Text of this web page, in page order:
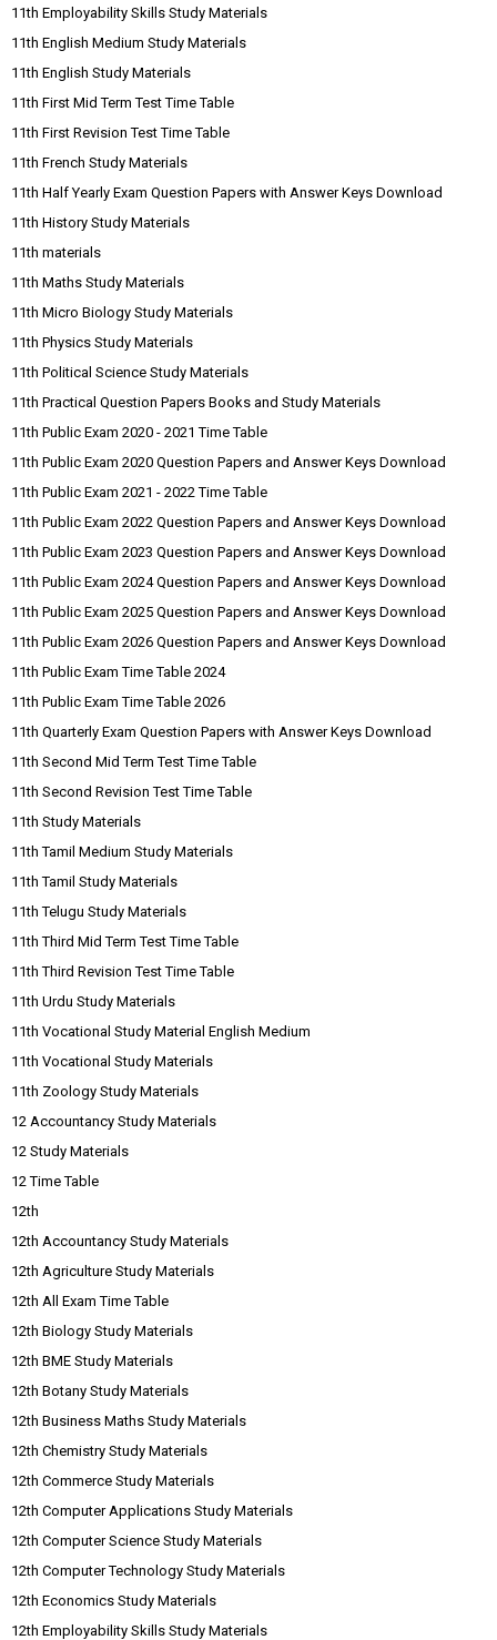
11th Employability Skills Study Materials
11th English Medium Study Materials
11th English Study Materials
11th First Mid Term Test Time Table
11th First Revision Test Time Table
11th French Study Materials
11th Half Yearly Exam Question Papers with Answer Keys Download
11th History Study Materials
11th materials
11th Maths Study Materials
11th Micro Biology Study Materials
11th Physics Study Materials
11th Political Science Study Materials
11th Practical Question Papers Books and Study Materials
11th Public Exam 2020 - 2021 Time Table
11th Public Exam 2020 Question Papers and Answer Keys Download
11th Public Exam 2021 - 2022 Time Table
11th Public Exam 2022 Question Papers and Answer Keys Download
11th Public Exam 2023 Question Papers and Answer Keys Download
11th Public Exam 2024 Question Papers and Answer Keys Download
11th Public Exam 2025 Question Papers and Answer Keys Download
11th Public Exam 2026 Question Papers and Answer Keys Download
11th Public Exam Time Table 2024
11th Public Exam Time Table 2026
11th Quarterly Exam Question Papers with Answer Keys Download
11th Second Mid Term Test Time Table
11th Second Revision Test Time Table
11th Study Materials
11th Tamil Medium Study Materials
11th Tamil Study Materials
11th Telugu Study Materials
11th Third Mid Term Test Time Table
11th Third Revision Test Time Table
11th Urdu Study Materials
11th Vocational Study Material English Medium
11th Vocational Study Materials
11th Zoology Study Materials
12 Accountancy Study Materials
12 Study Materials
12 Time Table
12th
12th Accountancy Study Materials
12th Agriculture Study Materials
12th All Exam Time Table
12th Biology Study Materials
12th BME Study Materials
12th Botany Study Materials
12th Business Maths Study Materials
12th Chemistry Study Materials
12th Commerce Study Materials
12th Computer Applications Study Materials
12th Computer Science Study Materials
12th Computer Technology Study Materials
12th Economics Study Materials
12th Employability Skills Study Materials